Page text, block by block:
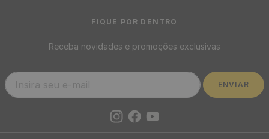
FIQUE POR DENTRO
Receba novidades e promoções exclusivas
ENVIAR